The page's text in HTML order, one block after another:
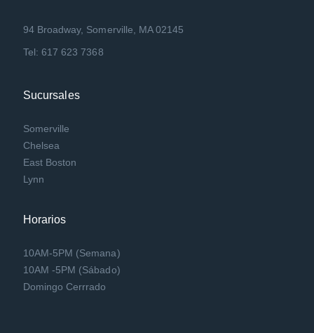
94 Broadway, Somerville, MA 02145
Tel: 617 623 7368
Sucursales
Somerville
Chelsea
East Boston
Lynn
Horarios
10AM-5PM (Semana)
10AM -5PM (Sábado)
Domingo Cerrrado